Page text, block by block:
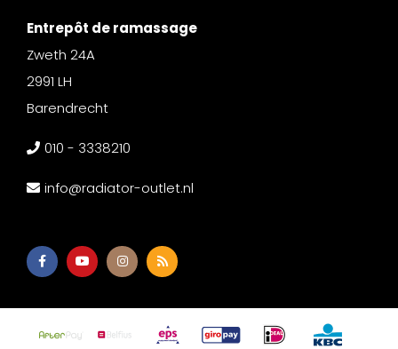
Entrepôt de ramassage
Zweth 24A
2991 LH
Barendrecht
010 - 3338210
info@radiator-outlet.nl